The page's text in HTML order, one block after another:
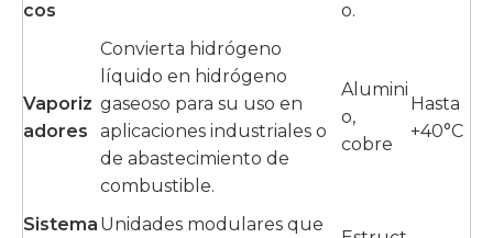
cos
o.
Vaporiz
adores
Convierta hidrógeno
líquido en hidrógeno
gaseoso para su uso en
aplicaciones industriales o
de abastecimiento de
combustible.
Alumini
o,
cobre
Hasta
+40°C
Sistema Unidades modulares que